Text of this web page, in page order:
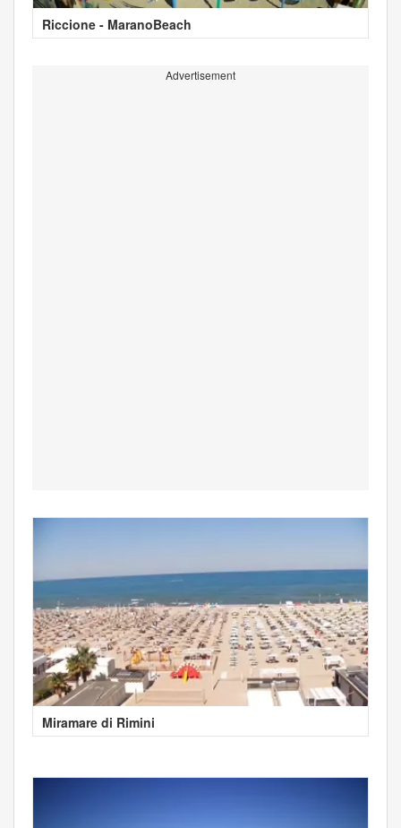
Riccione - MaranoBeach
Advertisement
Miramare di Rimini